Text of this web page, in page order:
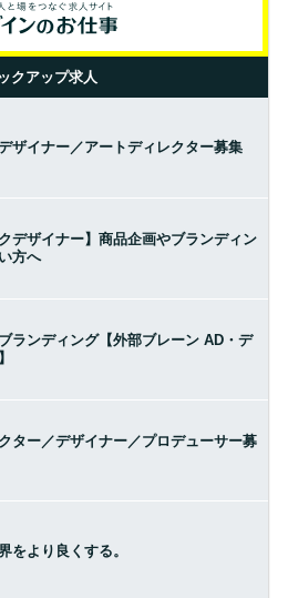
クアップ求人
ザイナー／アートディレクター募集
デザイナー】商品企画やブランディン
方へ
ランディング【外部ブレーン AD・デ
ター／デザイナー／プロデューサー募
をより良くする。